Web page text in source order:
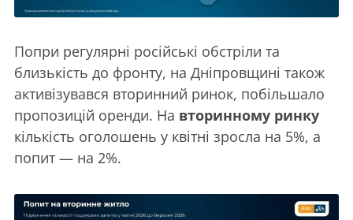
Попри регулярні російські обстріли та
близькість до фронту, на Дніпровщині також
активізувався вторинний ринок, побільшало
пропозицій оренди. На вторинному ринку
кількість оголошень у квітні зросла на 5%, а
попит — на 2%.